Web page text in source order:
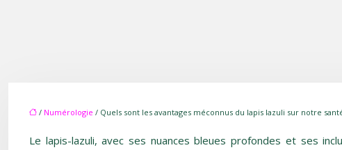
/ Numérologie / Quels sont les avantages méconnus du lapis lazuli sur notre
Le lapis-lazuli, avec ses nuances bleues profondes et ses